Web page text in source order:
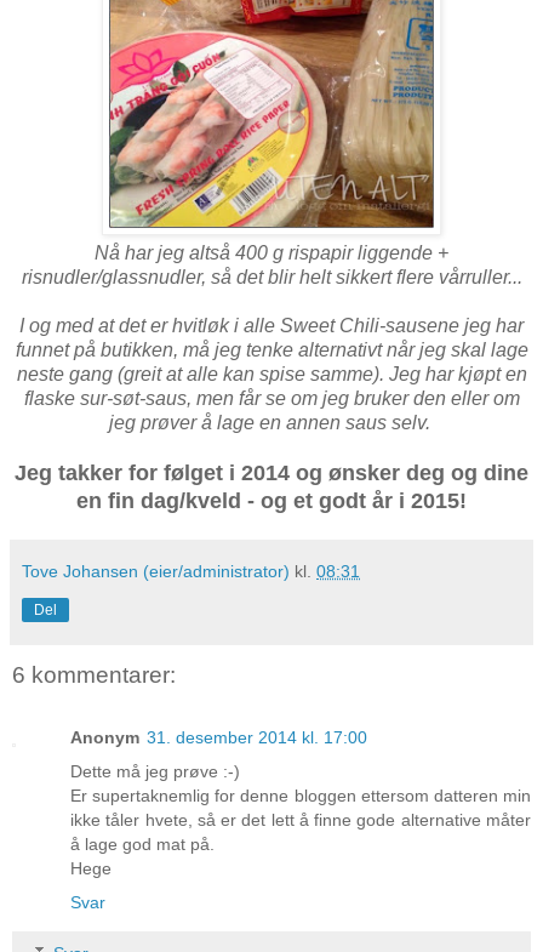
Nå har jeg altså 400 g rispapir liggende +
risnudler/glassnudler, så det blir helt sikkert flere vårruller...
I og med at det er hvitløk i alle Sweet Chili-sausene jeg har
funnet på butikken, må jeg tenke alternativt når jeg skal lage
neste gang (greit at alle kan spise samme). Jeg har kjøpt en
flaske sur-søt-saus, men får se om jeg bruker den eller om
jeg prøver å lage en annen saus selv.
Jeg takker for følget i 2014 og ønsker deg og dine
en fin dag/kveld - og et godt år i 2015!
Tove Johansen (eier/administrator) kl. 08:31
Del
6 kommentarer:
Anonym 31. desember 2014 kl. 17:00
Dette må jeg prøve :-)
Er supertaknemlig for denne bloggen ettersom datteren min
ikke tåler hvete, så er det lett å finne gode alternative måter
å lage god mat på.
Hege
Svar